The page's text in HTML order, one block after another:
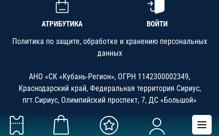
АТРИБУТИКА ВОЙТИ
Политика по защите, обработке и хранению персональных
данных
АНО «СК «Кубань-Регион», ОГРН 1142300002349,
Краснодарский край, Федеральная территория Сириус,
пгт.Сириус, Олимпийский проспект, 7, ДС «Большой»